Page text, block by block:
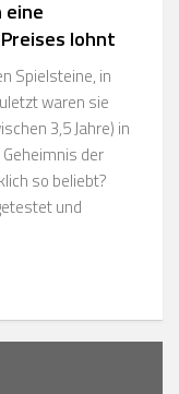
eine
lohnt
Spielsteine, in
waren sie
3,5 Jahre) in
der
so beliebt?
und